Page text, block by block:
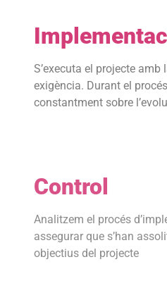
S’executa el projecte
exigència. Durant el
constantment sobre
Control
Analitzem el procés
assegurar que s’han
objectius del projecte